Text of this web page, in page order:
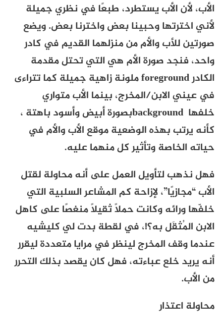
الأب، لأن الأب يستطرد، طبعًا في نظري جميلة
لأني اخترتها وحبينا بعض واخترنا بعض. ويضع
صورتين للأب والأم من منزلهما القديم في كادر
واحد، فنجد صورة الأم هي التي تحتل مقدمة
الكادرforegroundملونة زاهية جميلة كما تتراءى
في عيني الابن/المخرج، بينما الأب متواري
خلفها
بصورة أبيض وأسود باهتة ،
كأنه يرتب بهذه الوضعية موقع الأب والأم في
حياته الخاصة وتأثير كل منهما عليه.
فهل نذهب لتأويل العمل على أنه محاولة لقتل
الأب “مجازيًا”، لإزاحة كم المشاعر السلبية التي
خلفّها ورائه وكانت حملًا ثقيلًا منغصًا على كاهل
الابن المُثقَل به؟!، في لقطة بدت لي كليشيه
عندما وقف المخرج لينظر في مرايا متعددة ليقرر
أنه يريد خلع عباءته، فهل كان يقصد بذلك التحرر
من الأب.
محاولة اعتذار